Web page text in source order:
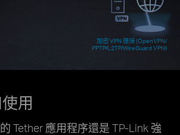
加密 VPN 連接 (OpenVPN/
PPTP/L2TP/WireGuard VPN)
用
Tether 應用程序還是 TP-Link 強